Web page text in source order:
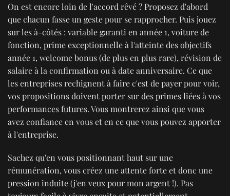
On est encore loin de l'accord rêvé ? Proposez d'abord
que chacun fasse un geste pour se rapprocher. Puis jouez
sur les à-côtés : variable garanti en année 1, voiture de
fonction, prime exceptionnelle à l'atteinte des objectifs
année 1, welcome bonus (de plus en plus rare), révision de
salaire à la confirmation ou à date anniversaire. Ce que
les entreprises rechignent à faire c'est de payer pour voir,
vos propositions doivent porter sur des primes liées à vos
performances futures. Vous montrerez ainsi que vous
avez confiance en vous et en ce que vous pouvez apporter
à l'entreprise.
Sachez qu'en vous positionnant haut sur une
rémunération, vous créez une attente forte et donc une
pression induite (j'en veux pour mon argent !). Pas